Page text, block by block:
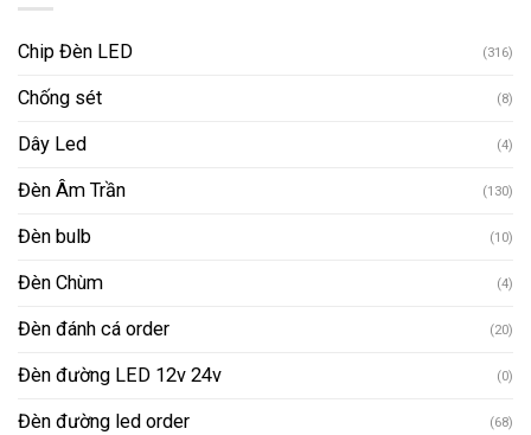
Chip Đèn LED (316)
Chống sét (8)
Dây Led (4)
Đèn Âm Trần (130)
Đèn bulb (10)
Đèn Chùm (4)
Đèn đánh cá order (20)
Đèn đường LED 12v 24v (0)
Đèn đường led order (68)